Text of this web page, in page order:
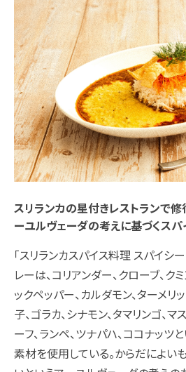
スリランカの星付きレストランで修
ーユルヴェーダの考えに基づくスパ
「スリランカスパイス料理 スパイシ
レーは、コリアンダー、クローブ、クミ
ックペッパー、カルダモン、ターメリ
子、ゴラカ、シナモン、タマリンゴ、
ーフ、ランペ、ツナパハ、ココナッツ
素材を使用している。からだによい